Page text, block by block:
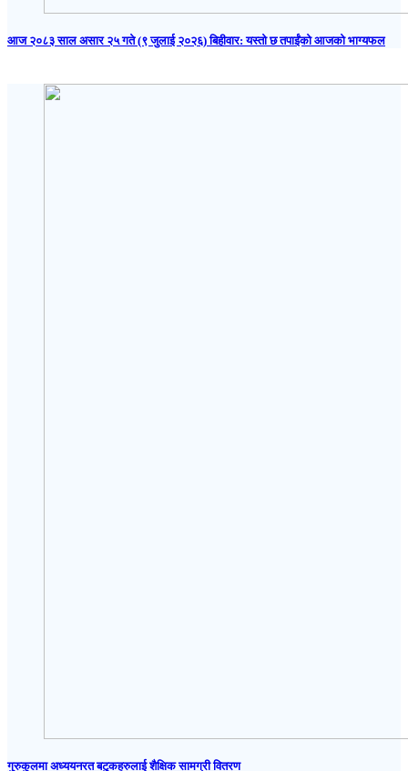
आज २०८३ साल असार २५ गते (९ जुलाई २०२६) बिहीवार: यस्तो छ तपाईंको आजको भाग्यफल
गुरुकुलमा अध्ययनरत बटुकहरुलाई शैक्षिक सामग्री वितरण